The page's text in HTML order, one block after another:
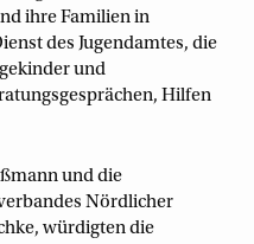
ihre Familien in
des Jugendamtes, die
und
Hilfen
und die
Nördlicher
würdigten die